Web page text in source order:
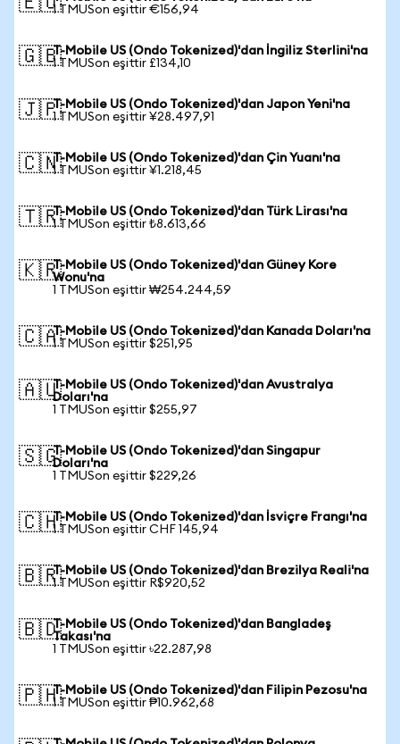
1 TMUSon eşittir €156,94
🇬🇧T-Mobile US (Ondo Tokenized)'dan İngiliz Sterlini'na
1 TMUSon eşittir £134,10
🇯🇵T-Mobile US (Ondo Tokenized)'dan Japon Yeni'na
1 TMUSon eşittir ¥28.497,91
🇨🇳T-Mobile US (Ondo Tokenized)'dan Çin Yuanı'na
1 TMUSon eşittir ¥1.218,45
🇹🇷T-Mobile US (Ondo Tokenized)'dan Türk Lirası'na
1 TMUSon eşittir ₺8.613,66
🇰🇷T-Mobile US (Ondo Tokenized)'dan Güney Kore
Wonu'na
1 TMUSon eşittir ₩254.244,59
🇨🇦T-Mobile US (Ondo Tokenized)'dan Kanada Doları'na
1 TMUSon eşittir $251,95
🇦🇺T-Mobile US (Ondo Tokenized)'dan Avustralya
Doları'na
1 TMUSon eşittir $255,97
🇸🇬T-Mobile US (Ondo Tokenized)'dan Singapur
Doları'na
1 TMUSon eşittir $229,26
🇨🇭T-Mobile US (Ondo Tokenized)'dan İsviçre Frangı'na
1 TMUSon eşittir CHF 145,94
🇧🇷T-Mobile US (Ondo Tokenized)'dan Brezilya Reali'na
1 TMUSon eşittir R$920,52
🇧🇩T-Mobile US (Ondo Tokenized)'dan Bangladeş
Takası'na
1 TMUSon eşittir ৳22.287,98
🇵🇭T-Mobile US (Ondo Tokenized)'dan Filipin Pezosu'na
1 TMUSon eşittir ₱10.962,68